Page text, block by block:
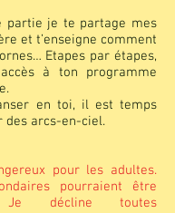
partie je te partage mes
et t’enseigne comment
Etapes par étapes,
à ton programme
en toi, il est temps
des arcs-en-ciel.
pour les adultes.
pourraient être
Je décline toutes